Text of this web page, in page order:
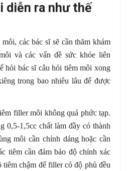
diễn ra như thế
các bác sĩ sẽ cần thăm khám
và các vấn đề sức khỏe liên
hỏi bác sĩ câu hỏi tiêm môi xong
trong bao nhiêu lâu để được
filler môi không quá phức tạp.
0,5-1,5cc chất làm đầy có thành
môi cần chỉnh dáng hoặc cần
tiêm cần đảm bảo độ chính xác
chậm để filler có độ phủ đều